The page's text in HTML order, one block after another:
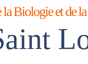
la Biologie et de